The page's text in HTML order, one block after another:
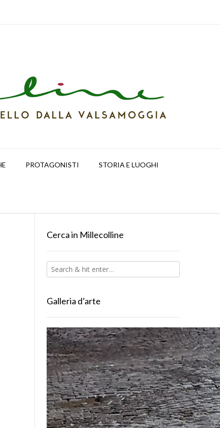
PROTAGONISTI STORIA E LUOGHI
Cerca in Millecolline
Galleria d’arte